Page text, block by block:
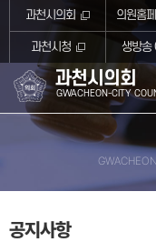
본문바로가기
과천시의회 의원홈
과천시청 생방송
과천시의회
GWACHEON-CITY
공지사항